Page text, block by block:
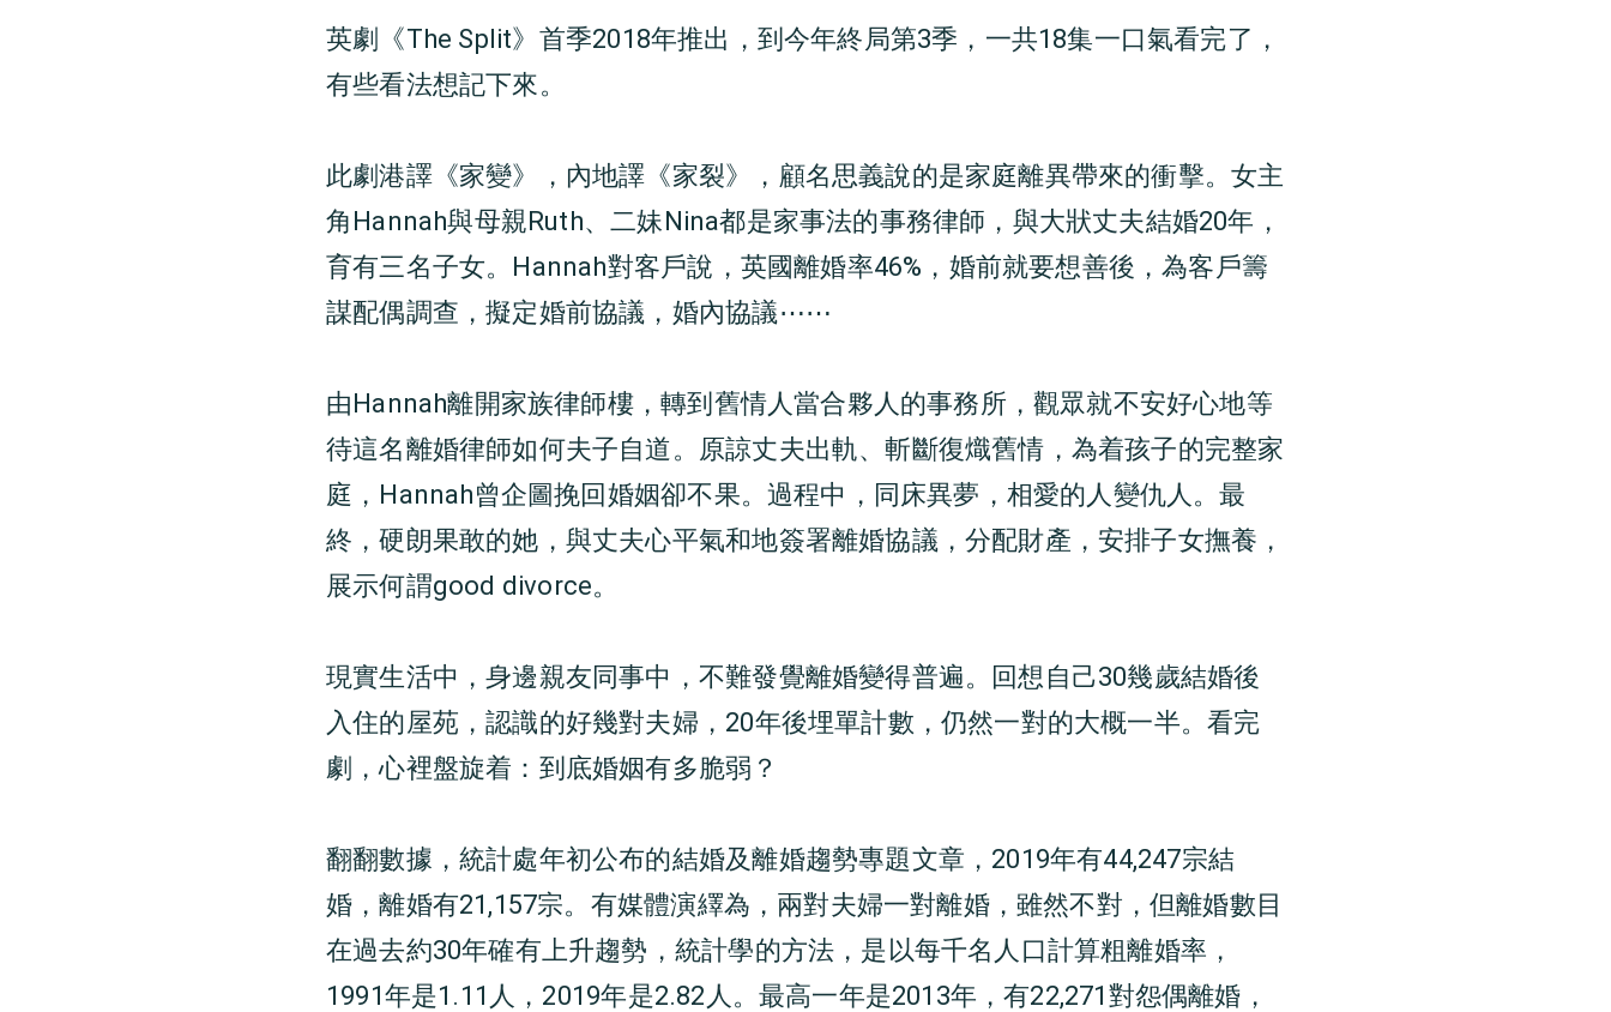
英劇《The Split》首季2018年推出，到今年終局第3季，一共18集一口氣看完了，
有些看法想記下來。
此劇港譯《家變》，內地譯《家裂》，顧名思義說的是家庭離異帶來的衝擊。女主
角Hannah與母親Ruth、二妹Nina都是家事法的事務律師，與大狀丈夫結婚20年，
育有三名子女。Hannah對客戶說，英國離婚率46%，婚前就要想善後，為客戶籌
謀配偶調查，擬定婚前協議，婚內協議⋯⋯
由Hannah離開家族律師樓，轉到舊情人當合夥人的事務所，觀眾就不安好心地等
待這名離婚律師如何夫子自道。原諒丈夫出軌、斬斷復熾舊情，為着孩子的完整家
庭，Hannah曾企圖挽回婚姻卻不果。過程中，同床異夢，相愛的人變仇人。最
終，硬朗果敢的她，與丈夫心平氣和地簽署離婚協議，分配財產，安排子女撫養，
展示何謂good divorce。
現實生活中，身邊親友同事中，不難發覺離婚變得普遍。回想自己30幾歲結婚後
入住的屋苑，認識的好幾對夫婦，20年後埋單計數，仍然一對的大概一半。看完
劇，心裡盤旋着：到底婚姻有多脆弱？
翻翻數據，統計處年初公布的結婚及離婚趨勢專題文章，2019年有44,247宗結
婚，離婚有21,157宗。有媒體演繹為，兩對夫婦一對離婚，雖然不對，但離婚數目
在過去約30年確有上升趨勢，統計學的方法，是以每千名人口計算粗離婚率，
1991年是1.11人，2019年是2.82人。最高一年是2013年，有22,271對怨偶離婚，